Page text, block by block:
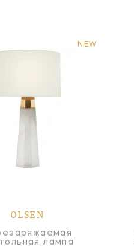
NEW
OLSEN
лампа